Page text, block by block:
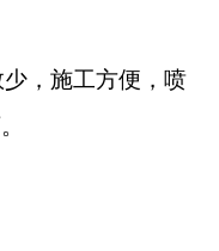
，施工方便，喷